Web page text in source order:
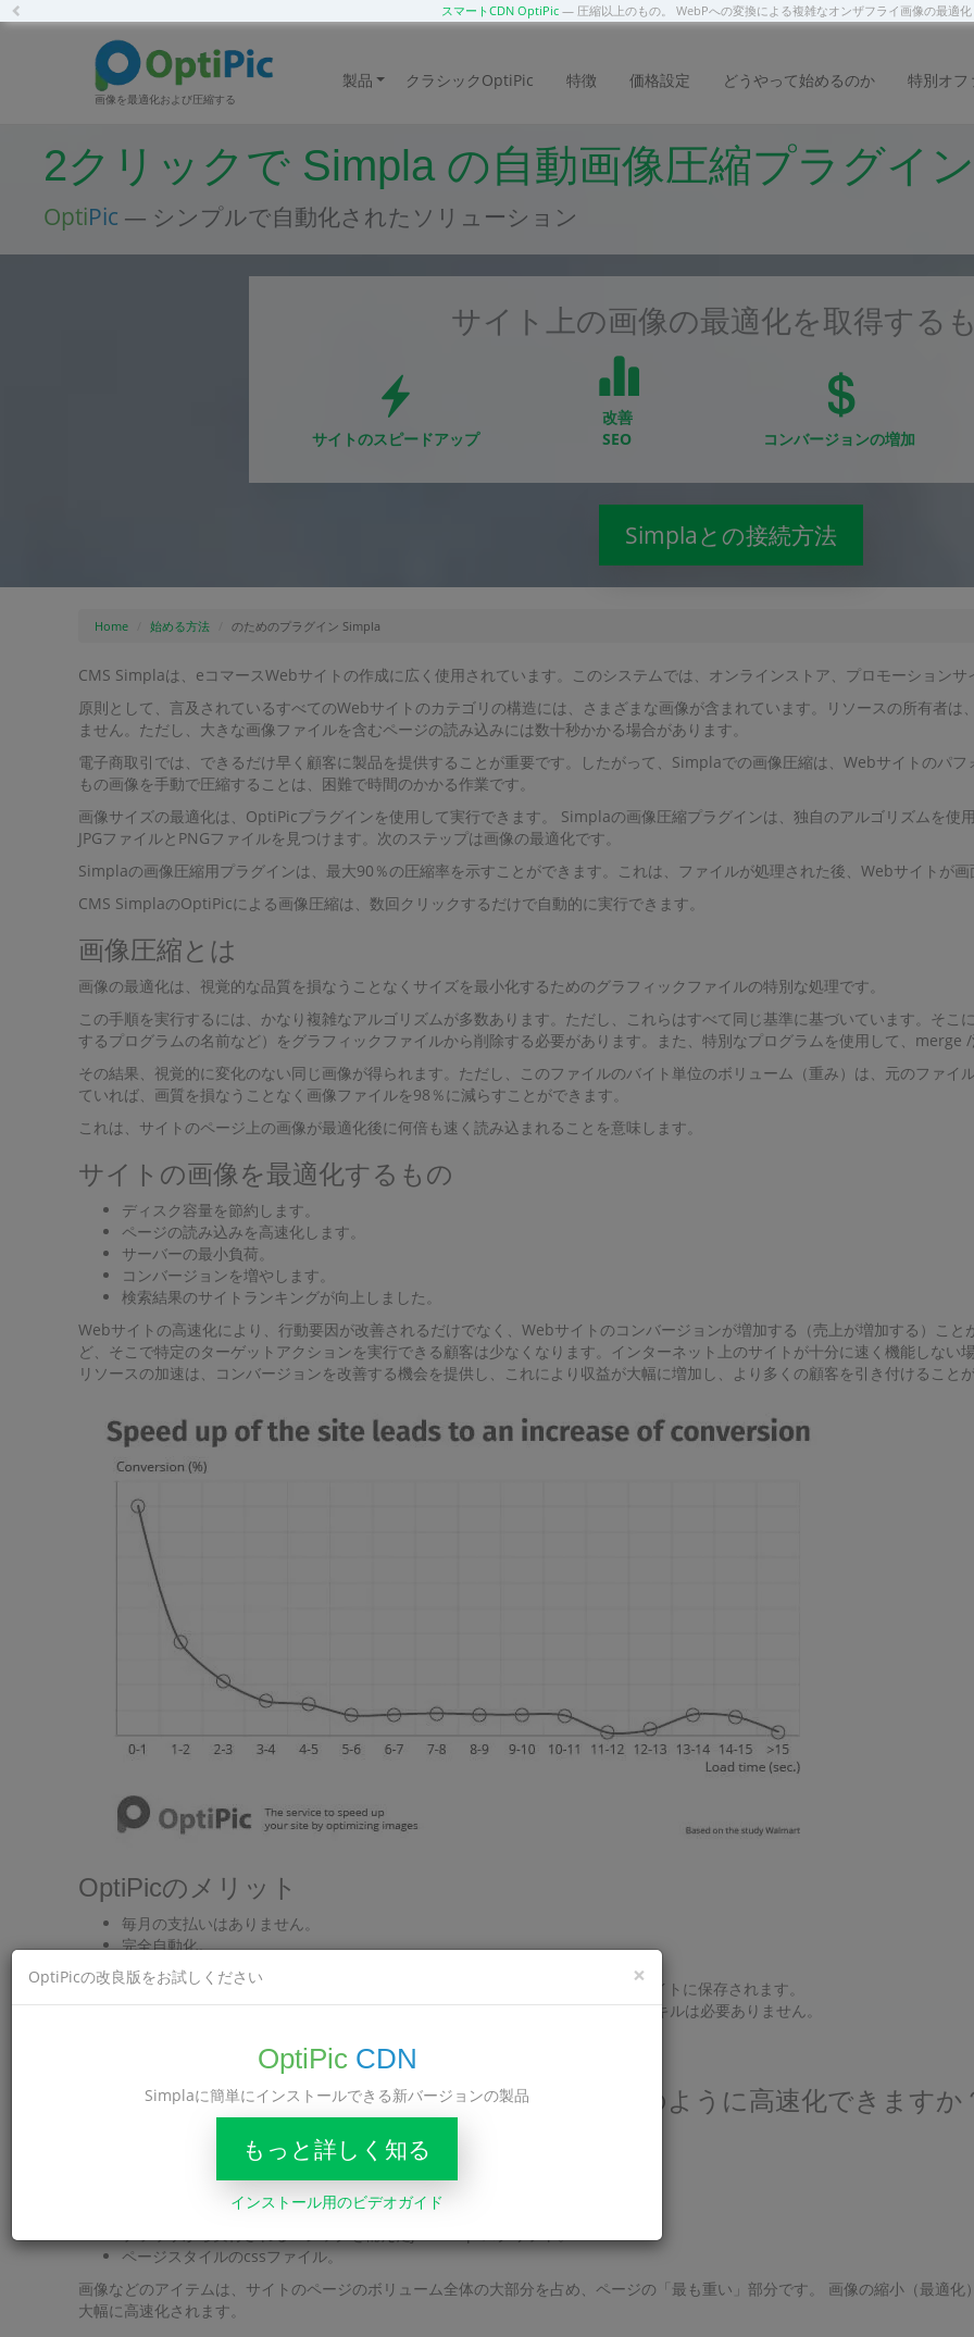
スマートCDN OptiPic — 圧縮以上のもの。 WebPへの変換による複雑なオンザフライ画像の最適化
画像を最適化および圧縮する
製品 クラシックOptiPic 特徴 価格設定 どうやって始めるのか 特別オフ
2クリックで Simpla の自動画像圧縮プラグイン
OptiPic — シンプルで自動化されたソリューション
サイト上の画像の最適化を取得する
サイトのスピードアップ
改善
SEO
コンバージョンの増加
Simplaとの接続方法
Home 始める方法 のためのプラグイン Simpla
CMS Simplaは、eコマースWebサイトの作成に広く使用されています。このシステムでは、オンラインストア、プロモーションサ
原則として、言及されているすべてのWebサイトのカテゴリの構造には、さまざまな画像が含まれています。リソースの所有者
ません。ただし、大きな画像ファイルを含むページの読み込みには数十秒かかる場合があります。
電子商取引では、できるだけ早く顧客に製品を提供することが重要です。したがって、Simplaでの画像圧縮は、Webサイトのパ
もの画像を手動で圧縮することは、困難で時間のかかる作業です。
画像サイズの最適化は、OptiPicプラグインを使用して実行できます。 Simplaの画像圧縮プラグインは、独自のアルゴリズムを使
JPGファイルとPNGファイルを見つけます。次のステップは画像の最適化です。
Simplaの画像圧縮用プラグインは、最大90％の圧縮率を示すことができます。これは、ファイルが処理された後、Webサイトが画
CMS SimplaのOptiPicによる画像圧縮は、数回クリックするだけで自動的に実行できます。
画像圧縮とは
画像の最適化は、視覚的な品質を損なうことなくサイズを最小化するためのグラフィックファイルの特別な処理です。
この手順を実行するには、かなり複雑なアルゴリズムが多数あります。ただし、これらはすべて同じ基準に基づいています。そ
するプログラムの名前など）をグラフィックファイルから削除する必要があります。また、特別なプログラムを使用して、merge /
その結果、視覚的に変化のない同じ画像が得られます。ただし、このファイルのバイト単位のボリューム（重み）は、元のファイ
ていれば、画質を損なうことなく画像ファイルを98％に減らすことができます。
これは、サイトのページ上の画像が最適化後に何倍も速く読み込まれることを意味します。
サイトの画像を最適化するもの
ディスク容量を節約します。
ページの読み込みを高速化します。
サーバーの最小負荷。
コンバージョンを増やします。
検索結果のサイトランキングが向上しました。
Webサイトの高速化により、行動要因が改善されるだけでなく、Webサイトのコンバージョンが増加する（売上が増加する）こ
ど、そこで特定のターゲットアクションを実行できる顧客は少なくなります。インターネット上のサイトが十分に速く機能しな
リソースの加速は、コンバージョンを改善する機会を提供し、これにより収益が大幅に増加し、より多くの顧客を引き付けることが
OptiPicのメリット
毎月の支払いはありません。
完全自動化。
無料の接続支援。
圧縮された画像のインターネットアドレス（URL）は変更されず、引き続きサイトに保存されます。
サービスに接続して使用するために、プログラミングや管理に関する特別なスキルは必要ありません。
フレンドリーなテクニカルサポート。
<？=$cms>の画像を最適化すると、サイトをどのように高速化できますか
ほとんどの場合、サイトのページは次のもので構成されます。
html-コード（テキストコンテンツ、レイアウト、マークアップ）;
ページスタイルのcssファイル。
画像などのアイテムは、サイトのページのボリューム全体の大部分を占め、ページの「最も重い」部分です。 画像の縮小（最適
大幅に高速化されます。
×
OptiPicの改良版をお試しください
OptiPic CDN
Simplaに簡単にインストールできる新バージョンの製品
もっと詳しく知る
インストール用のビデオガイド